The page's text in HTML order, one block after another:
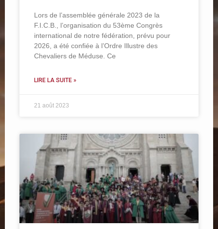
Lors de l’assemblée générale 2023 de la
F.I.C.B., l’organisation du 53ème Congrès
international de notre fédération, prévu pour
2026, a été confiée à l’Ordre Illustre des
Chevaliers de Méduse. Ce
LIRE LA SUITE »
21 août 2023